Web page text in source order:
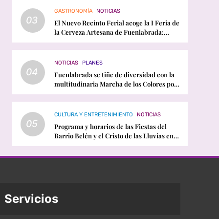
03
GASTRONOMÍA NOTICIAS
El Nuevo Recinto Ferial acoge la I Feria de
la Cerveza Artesana de Fuenlabrada:
horarios, conciertos y programación
04
NOTICIAS PLANES
Fuenlabrada se tiñe de diversidad con la
multitudinaria Marcha de los Colores por
el Orgullo LGTBI
05
CULTURA Y ENTRETENIMIENTO NOTICIAS
Programa y horarios de las Fiestas del
Barrio Belén y el Cristo de las Lluvias en
Fuenlabrada
Servicios